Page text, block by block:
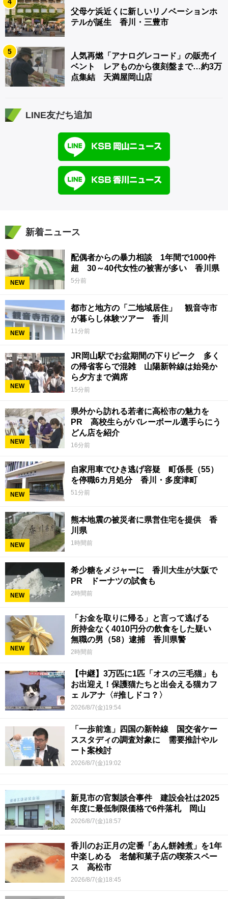
父母ケ浜近くに新しいリノベーションホ
テルが誕生 香川・三豊市
5
人気再燃「アナログレコード」の販売イ
ベント レアものから復刻盤まで…約3万
点集結 天満屋岡山店
LINE友だち追加
新着ニュース
NEW
配偶者からの暴力相談 1年間で1000件
超 30～40代女性の被害が多い 香川県
5分前
NEW
都市と地方の「二地域居住」 観音寺市
が暮らし体験ツアー 香川
11分前
NEW
JR岡山駅でお盆期間の下りピーク 多く
の帰省客らで混雑 山陽新幹線は始発か
ら夕方まで満席
15分前
NEW
県外から訪れる若者に高松市の魅力を
PR 高校生らがバレーボール選手らにう
どん店を紹介
16分前
NEW
自家用車でひき逃げ容疑 町係長（55）
を停職6カ月処分 香川・多度津町
51分前
NEW
熊本地震の被災者に県営住宅を提供 香
川県
1時間前
NEW
希少糖をメジャーに 香川大生が大阪で
PR ドーナツの試食も
2時間前
NEW
「お金を取りに帰る」と言って逃げる
所持金なく4010円分の飲食をした疑い
無職の男（58）逮捕 香川県警
2時間前
【中継】3万匹に1匹「オスの三毛猫」も
お出迎え！保護猫たちと出会える猫カフ
ェ ルアナ〈#推しドコ？〉
2026/8/7(金)19:54
「一歩前進」四国の新幹線 国交省ケー
ススタディの調査対象に 需要推計やル
ート案検討
2026/8/7(金)19:02
新見市の官製談合事件 建設会社は2025
年度に最低制限価格で6件落札 岡山
2026/8/7(金)18:57
香川のお正月の定番「あん餅雑煮」を1年
中楽しめる 老舗和菓子店の喫茶スペー
ス 高松市
2026/8/7(金)18:45